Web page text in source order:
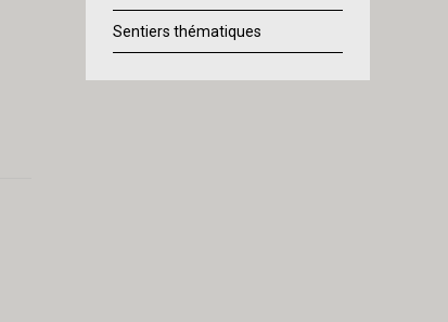
Sentiers thématiques